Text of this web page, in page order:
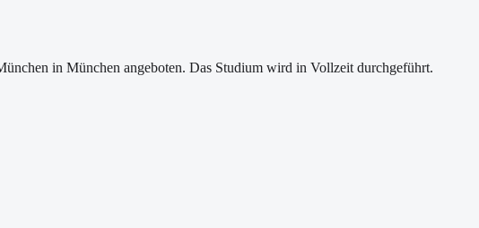
in München angeboten. Das Studium wird in Vollzeit durchgeführt.